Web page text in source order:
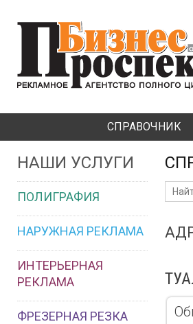
СПРАВОЧНИК
НАШИ УСЛУГИ
ПОЛИГРАФИЯ
НАРУЖНАЯ РЕКЛАМА
ИНТЕРЬЕРНАЯ
РЕКЛАМА
ФРЕЗЕРНАЯ РЕЗКА